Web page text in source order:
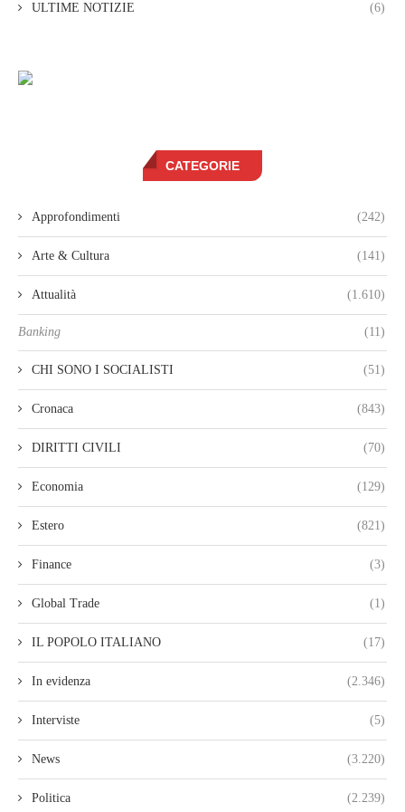
ULTIME NOTIZIE (6)
CATEGORIE
Approfondimenti (242)
Arte & Cultura (141)
Attualità (1.610)
Banking (11)
CHI SONO I SOCIALISTI (51)
Cronaca (843)
DIRITTI CIVILI (70)
Economia (129)
Estero (821)
Finance (3)
Global Trade (1)
IL POPOLO ITALIANO (17)
In evidenza (2.346)
Interviste (5)
News (3.220)
Politica (2.239)